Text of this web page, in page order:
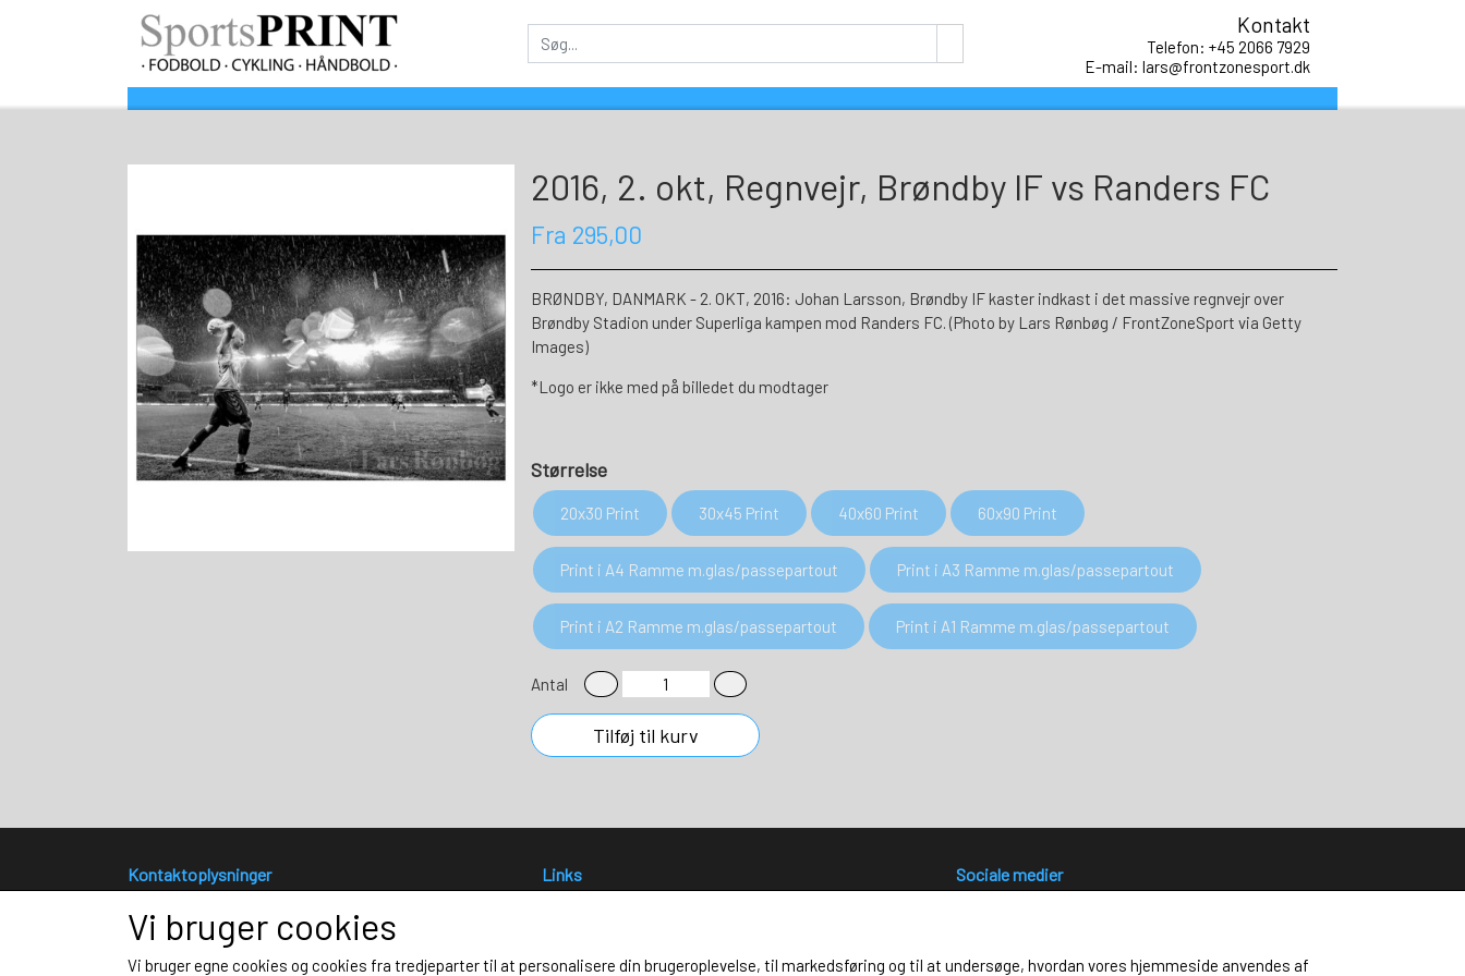
Kontakt
Telefon: +45 2066 7929
E-mail: lars@frontzonesport.dk
2016, 2. okt, Regnvejr, Brøndby IF vs Randers FC
Fra 295,00
BRØNDBY, DANMARK - 2. OKT, 2016: Johan Larsson, Brøndby IF kaster indkast i det massive regnvejr over
Brøndby Stadion under Superliga kampen mod Randers FC. (Photo by Lars Rønbøg / FrontZoneSport via Getty
Images)
*Logo er ikke med på billedet du modtager
Størrelse
20x30 Print 30x45 Print 40x60 Print 60x90 Print
Print i A4 Ramme m.glas/passepartout Print i A3 Ramme m.glas/passepartout
Print i A2 Ramme m.glas/passepartout Print i A1 Ramme m.glas/passepartout
Antal
Tilføj til kurv
Kontaktoplysninger
SportsPRINT Fotograf Lars Rønbøg
Bülowsvej 17
4230 Skælskør
Links
Fortrydelse og reklamation
Sociale medier
Vi bruger cookies
Vi bruger egne cookies og cookies fra tredjeparter til at personalisere din brugeroplevelse, til markedsføring og til at undersøge, hvordan vores hjemmeside anvendes af